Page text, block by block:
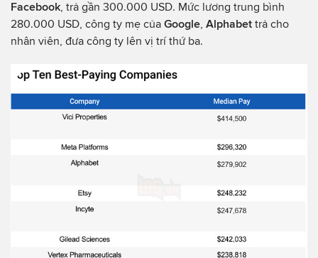
Facebook , trả gần 300.000 USD. Mức lương trung bình
280.000 USD, công ty mẹ của Google Alphabet trả cho
nhân viên, đưa công ty lên vị trí thứ ba.